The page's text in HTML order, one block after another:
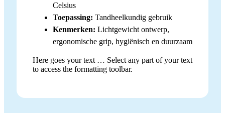
Celsius
Toepassing: Tandheelkundig gebruik
Kenmerken: Lichtgewicht ontwerp,
ergonomische grip, hygiënisch en duurzaam
Here goes your text … Select any part of your text
to access the formatting toolbar.